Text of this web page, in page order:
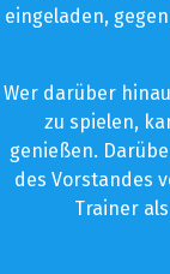
eingeladen,
Wer darüber
zu spielen,
genießen.
des Vorstandes
Trainer